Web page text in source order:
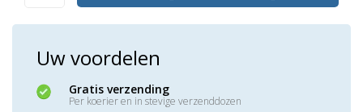
Uw voordelen
Gratis verzending
Per koerier en in stevige verzenddozen